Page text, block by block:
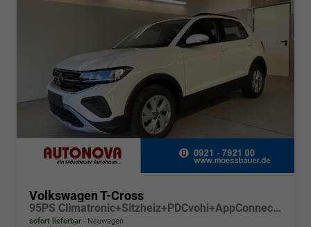
Volkswagen T-Cross
95PS Climatronic+Sitzheiz+PDCvohi+AppConnect+Side+TravelAssist+ACC
sofort lieferbar Neuwagen